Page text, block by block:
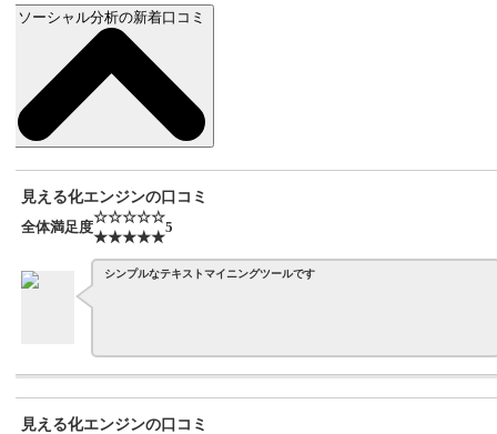
ソーシャル分析の新着口コミ
見える化エンジンの口コミ
全体満足度
☆☆☆☆☆
★★★★★
5
シンプルなテキストマイニングツールです
見える化エンジンの口コミ